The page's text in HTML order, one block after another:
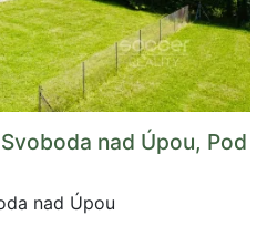
nad Úpou, Pod
nad Úpou